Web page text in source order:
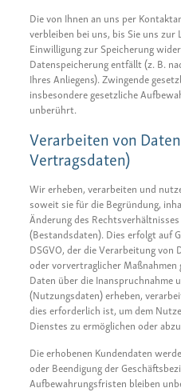
Die von Ihnen an uns per
verbleiben bei uns, bis Sie uns
Einwilligung zur Speicherung
Datenspeicherung entfällt (z. B.
Ihres Anliegens). Zwingende
insbesondere gesetzliche
unberührt.
Verarbeiten von
Vertragsdaten)
Wir erheben, verarbeiten und
soweit sie für die Begründung,
Änderung des
(Bestandsdaten). Dies erfolgt auf
DSGVO, der die Verarbeitung
oder vorvertraglicher
Daten über die Inanspruchnahme
(Nutzungsdaten) erheben,
dies erforderlich ist, um dem
Dienstes zu ermöglichen oder
Die erhobenen Kundendaten
oder Beendigung der
Aufbewahrungsfristen bleiben